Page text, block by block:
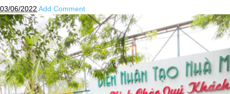
03/06/2022 Add Comment